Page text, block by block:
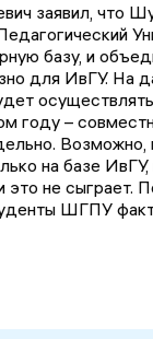
заявил, что
базу, и
для ИвГУ. На
году –
Возможно,
на базе
это не сыграет.
ШГПУ